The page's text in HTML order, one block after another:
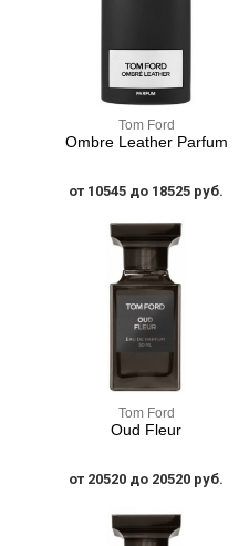
Tom Ford
Ombre Leather Parfum
от 10545 до 18525 руб.
Tom Ford
Oud Fleur
от 20520 до 20520 руб.